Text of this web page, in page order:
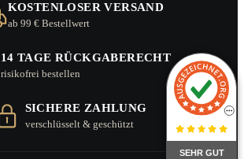
SEHR GUT
KOSTENLOSER VERSAND
ab 99 € Bestellwert
14 TAGE RÜCKGABERECHT
risikofrei bestellen
SICHERE ZAHLUNG
verschlüsselt & geschützt